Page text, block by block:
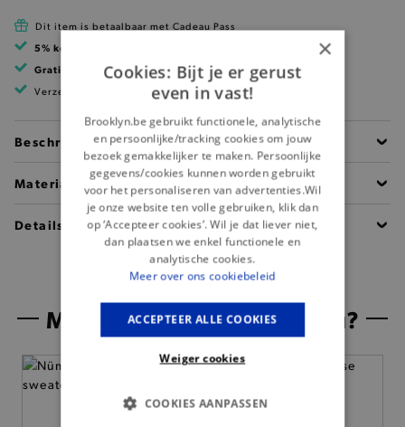
Dit item is betaalbaar met Cadeau Pass
5% korting
Gratis verzendingvanaf 99 EUR
Verzending binnen 1 à 2 werkdagen
Beschrijving
Materiaal
Details
Misschien is dit iets voor jou?
×
Cookies: Bijt je er gerust
even in vast!
Brooklyn.be gebruikt functionele, analytische
en persoonlijke/tracking cookies om jouw
bezoek gemakkelijker te maken. Persoonlijke
gegevens/cookies kunnen worden gebruikt
voor het personaliseren van advertenties.Wil
je onze website ten volle gebruiken, klik dan
op ‘Accepteer cookies’. Wil je dat liever niet,
dan plaatsen we enkel functionele en
analytische cookies.
Meer over ons cookiebeleid
ACCEPTEER ALLE COOKIES
Weiger cookies
COOKIES AANPASSEN